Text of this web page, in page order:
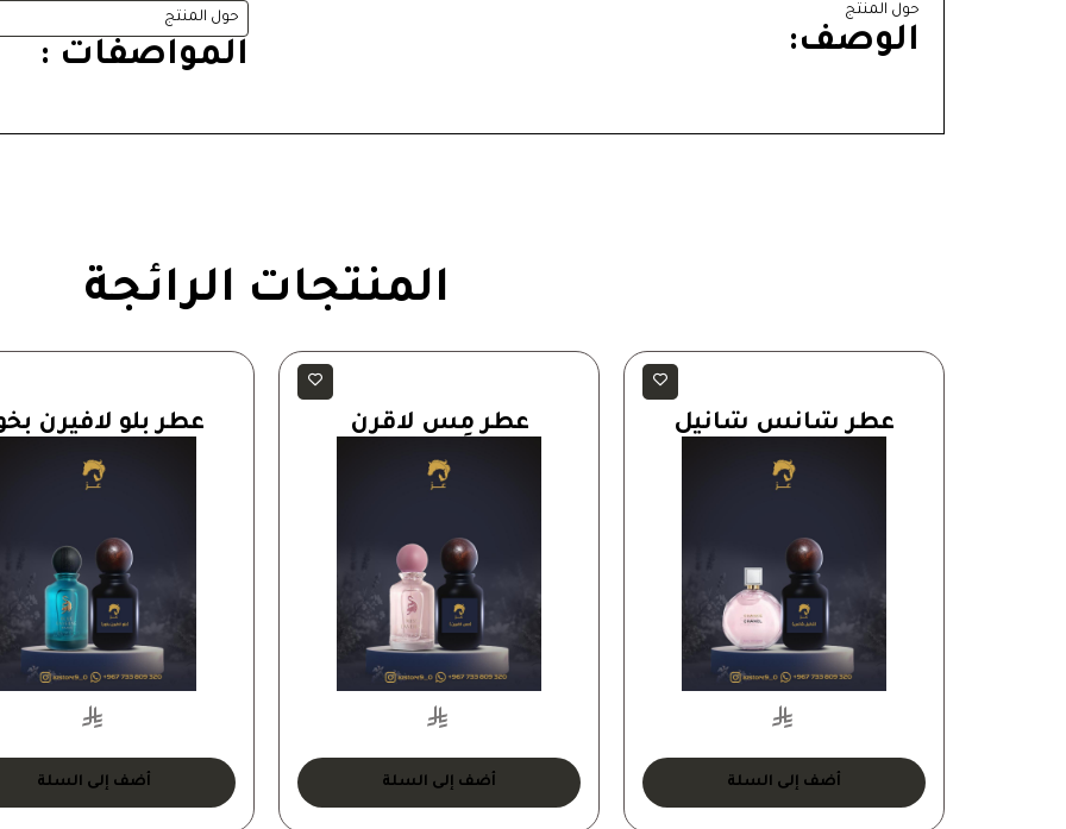
حول المنتج
الوصف:
حول المنتج
المواصفات :
المنتجات الرائجة
عطر شانس شانيل
أضف إلى السلة
عطر مِس لاڤرن
أضف إلى السلة
عطر بلو لافيرن
أضف إلى السلة